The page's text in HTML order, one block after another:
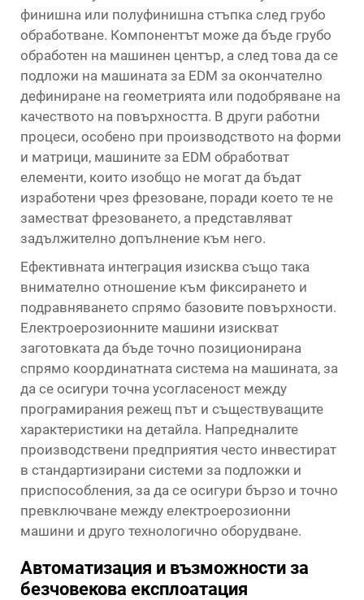
финишна или полуфинишна стъпка след грубо
обработване. Компонентът може да бъде грубо
обработен на машинен център, а след това да се
подложи на машината за EDM за окончателно
дефиниране на геометрията или подобряване на
качеството на повърхността. В други работни
процеси, особено при производството на форми
и матрици, машините за EDM обработват
елементи, които изобщо не могат да бъдат
изработени чрез фрезоване, поради което те не
заместват фрезоването, а представляват
задължително допълнение към него.
Ефективната интеграция изисква също така
внимателно отношение към фиксирането и
подравняването спрямо базовите повърхности.
Електроерозионните машини изискват
заготовката да бъде точно позиционирана
спрямо координатната система на машината, за
да се осигури точна усогласеност между
програмирания режещ път и съществуващите
характеристики на детайла. Напредналите
производствени предприятия често инвестират
в стандартизирани системи за подложки и
приспособления, за да се осигури бързо и точно
превключване между електроерозионни
машини и друго технологично оборудване.
Автоматизация и възможности за
безчовекова експлоатация